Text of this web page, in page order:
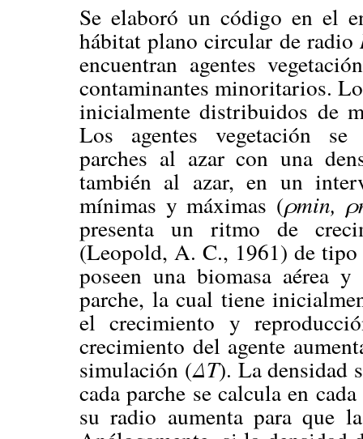
Se elaboró un código en el
hábitat plano circular de radio
encuentran agentes
contaminantes minoritarios.
inicialmente distribuidos de
Los agentes vegetación
parches al azar con una
también al azar, en un
mínimas y máximas (ρmin,
presenta un ritmo de
(Leopold, A. C., 1961) de tipo
poseen una biomasa aérea
parche, la cual tiene
el crecimiento y
crecimiento del agente
simulación (ΔT). La densidad
cada parche se calcula en cada
su radio aumenta para que